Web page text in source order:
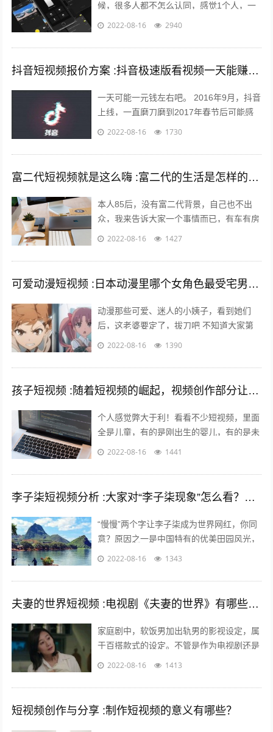
候，很多人都不怎么认同，感觉1个人，一
部手机，一台电脑，依靠这几样东西就能养
2022-08-16 2940
抖音短视频报价方案 :抖音极速版看视频一天能赚多少钱？
一天可能一元钱左右吧。 2016年9月，抖音
上线，一直磨刀磨到2017年春节后可能感
觉跑通了才大举压上资源，产品优秀的数据
2022-08-16 1730
富二代短视频就是这么嗨 :富二代的生活是怎样的，和身边的朋友差距大吗？
本人85后，没有富二代背景，自己也不出
众，我来告诉大家一个事情而已，有车有房
其实不难，你努力一样可以拥有，不过家里
2022-08-16 1427
可爱动漫短视频 :日本动漫里哪个女角色最受宅男们的喜爱欢迎？
动漫那些可爱、迷人的小姨子，看到她们
后，这老婆要定了，拔刀吧 不知道大家第
一次接触动漫是什么时候，绝大多数的老漫
吧...
2022-08-16 1390
孩子短视频 :随着短视频的崛起，视频创作部分让儿童入境，这对孩子是否有利？
个人感觉弊大于利！看看不少短视频，里面
全是儿童，有的是刚出生的婴儿，有的是未
上幼儿园的幼儿，有的是幼儿园的孩子，还
2022-08-16 1441
李子柒短视频分析 :大家对“李子柒现象”怎么看？她成功的背后原因是什么？
“慢慢”两个字让李子柒成为世界网红，你同
意？原因之一是中国特有的优美田园风光，
慢慢出现。二是历史悠久的中国农耕生活，
2022-08-16 1343
夫妻的世界短视频 :电视剧《夫妻的世界》有哪些槽点？
家庭剧中，软饭男加出轨男的影视设定，属
于百搭款式的设定。不管是作为电视剧还是
电影，长的短的都有讲不完的故事；也都能
2022-08-16 1413
短视频创作与分享 :制作短视频的意义有哪些？